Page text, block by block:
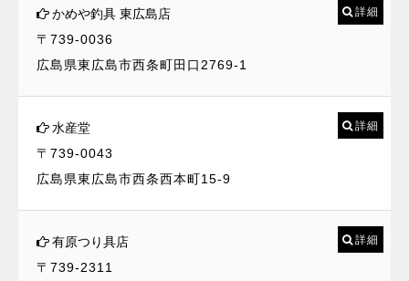
かめや釣具 東広島店
〒739-0036
広島県東広島市西条町田口2769-1
詳細
水産堂
〒739-0043
広島県東広島市西条西本町15-9
詳細
有原つり具店
〒739-2311
詳細